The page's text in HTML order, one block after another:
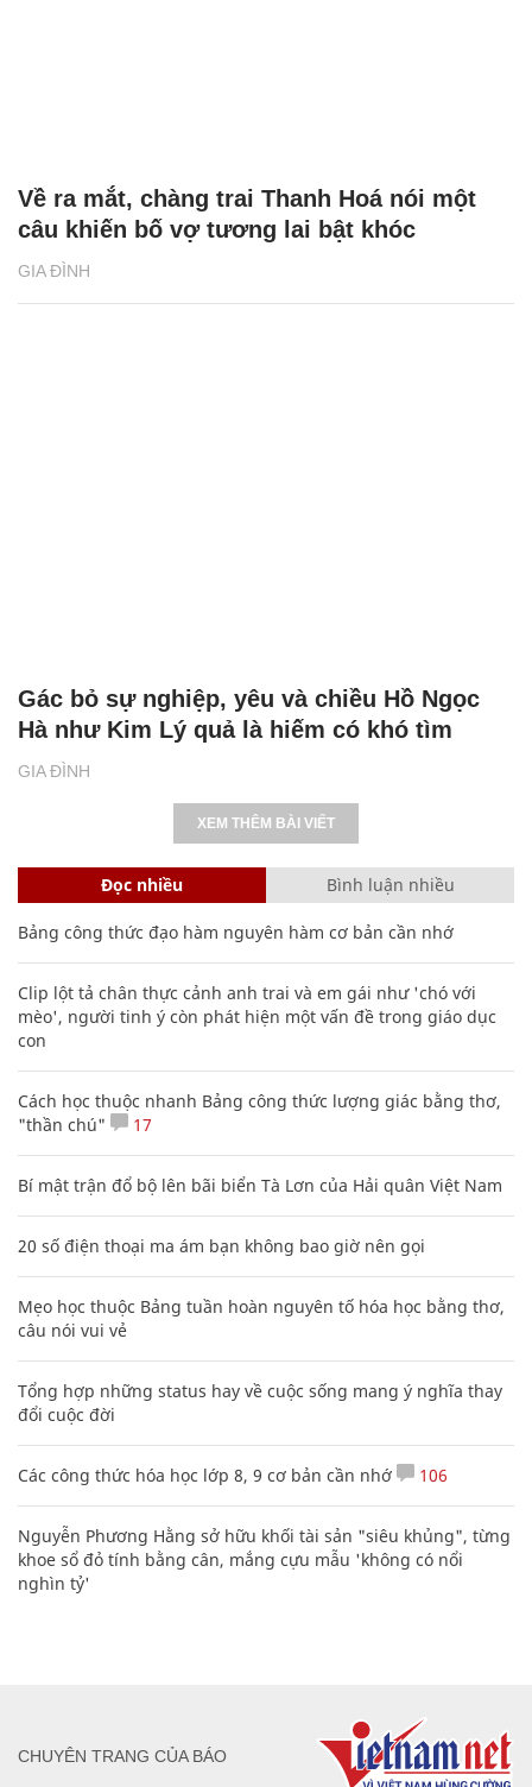
GIA ĐÌNH
Về ra mắt, chàng trai Thanh Hoá nói một
câu khiến bố vợ tương lai bật khóc
GIA ĐÌNH
Gác bỏ sự nghiệp, yêu và chiều Hồ Ngọc
Hà như Kim Lý quả là hiếm có khó tìm
XEM THÊM BÀI VIẾT
Đọc nhiều Bình luận nhiều
Bảng công thức đạo hàm nguyên hàm cơ bản cần nhớ
Clip lột tả chân thực cảnh anh trai và em gái như 'chó với
mèo', người tinh ý còn phát hiện một vấn đề trong giáo dục
con
Cách học thuộc nhanh Bảng công thức lượng giác bằng thơ,
"thần chú"
17
Bí mật trận đổ bộ lên bãi biển Tà Lơn của Hải quân Việt Nam
20 số điện thoại ma ám bạn không bao giờ nên gọi
Mẹo học thuộc Bảng tuần hoàn nguyên tố hóa học bằng thơ,
câu nói vui vẻ
Tổng hợp những status hay về cuộc sống mang ý nghĩa thay
đổi cuộc đời
Các công thức hóa học lớp 8, 9 cơ bản cần nhớ 106
Nguyễn Phương Hằng sở hữu khối tài sản "siêu khủng", từng
khoe sổ đỏ tính bằng cân, mắng cựu mẫu 'không có nổi
nghìn tỷ'
CHUYÊN TRANG CỦA BÁO